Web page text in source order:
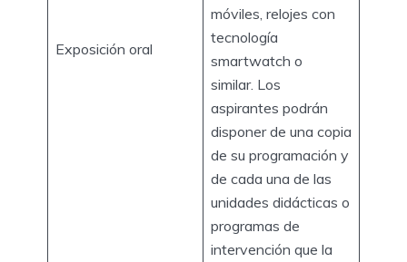
Exposición oral
móviles, relojes con
tecnología
smartwatch o
similar. Los
aspirantes podrán
disponer de una copia
de su programación y
de cada una de las
unidades didácticas o
programas de
intervención que la